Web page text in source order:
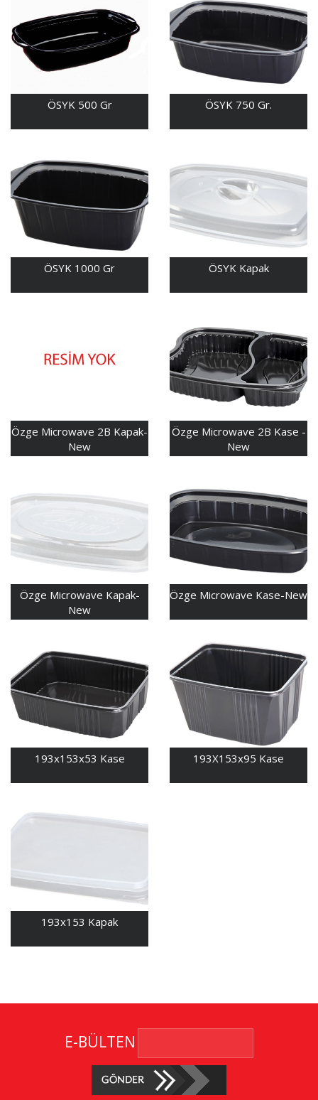
ÖSYK 500 Gr ÖSYK 750 Gr.
ÖSYK 1000 Gr ÖSYK Kapak
Özge Microwave 2B Kapak-
New
Özge Microwave 2B Kase -
New
Özge Microwave Kapak-
New
Özge Microwave Kase-New
193x153x53 Kase 193X153x95 Kase
193x153 Kapak
E-BÜLTEN